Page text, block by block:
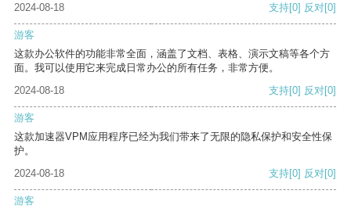
2024-08-18 支持[0] 反对[0]
游客
这款办公软件的功能非常全面，涵盖了文档、表格、演示文稿等各个方
面。我可以使用它来完成日常办公的所有任务，非常方便。
2024-08-18
支持[0] 反对[0]
游客
这款加速器VPM应用程序已经为我们带来了无限的隐私保护和安全性保
护。
2024-08-18
支持[0] 反对[0]
游客